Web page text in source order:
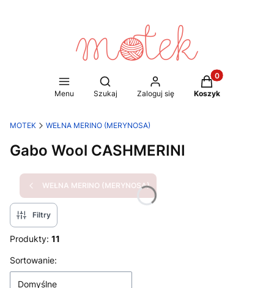
Menu
Otwórz wyszukiwarkę
Szukaj Zaloguj się
Produkty w
Koszyk
MOTEK WEŁNA MERINO (MERYNOSA)
Gabo Wool CASHMERINI
WEŁNA MERINO (MERYNOSA)
Filtry
Produkty: 11
Lista produktów
Sortowanie:
Domyślne